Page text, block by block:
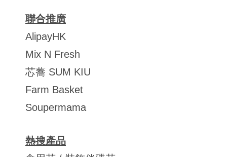
聯合推廣
AlipayHK
Mix N Fresh
芯蕎 SUM KIU
Farm Basket
Soupermama
熱搜產品